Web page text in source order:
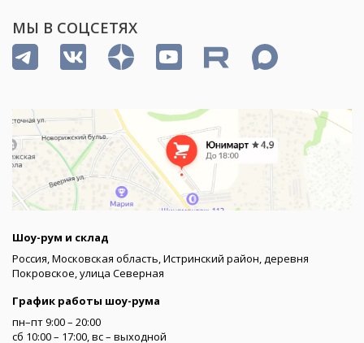
МЫ В СОЦСЕТЯХ
Шоу-рум и склад
Россия, Московская область, Истринский район, деревня
Покровское, улица Северная
График работы шоу-рума
пн–пт 9:00 – 20:00
сб 10:00 – 17:00, вс – выходной